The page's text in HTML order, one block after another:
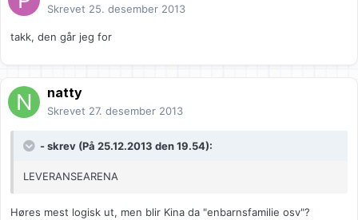
Skrevet 25. desember 2013
takk, den går jeg for
natty
Skrevet 27. desember 2013
- skrev (På 25.12.2013 den 19.54):
LEVERANSEARENA
Høres mest logisk ut, men blir Kina da "enbarnsfamilie osv"?